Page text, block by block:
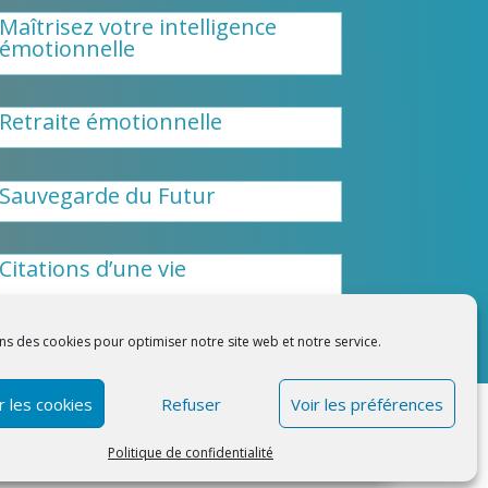
des cookies pour optimiser notre site web et notre service.
les cookies Refuser Voir les préférences
Politique de confidentialité
Maîtrisez votre intelligence
émotionnelle
Retraite émotionnelle
Sauvegarde du Futur
Citations d’une vie
|Politique de